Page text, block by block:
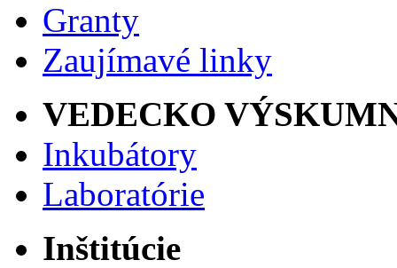
Granty
Zaujímavé linky
VEDECKO
Inkubátory
Laboratórie
Inštitúcie